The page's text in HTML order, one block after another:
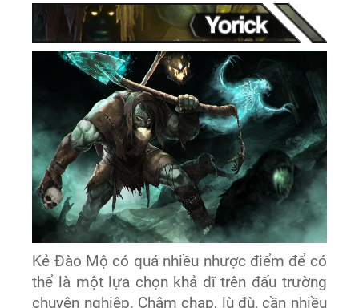
Kẻ Đào Mộ có quá nhiều nhược điểm để có
thể là một lựa chọn khả dĩ trên đấu trường
chuyên nghiệp. Chậm chạp, lù đù, cần nhiều